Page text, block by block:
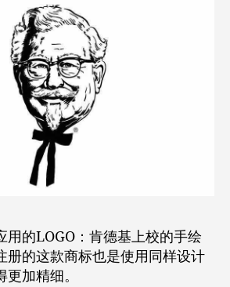
用的LOGO：肯德基上校的手绘
册的这款商标也是使用同样设计
加精细。